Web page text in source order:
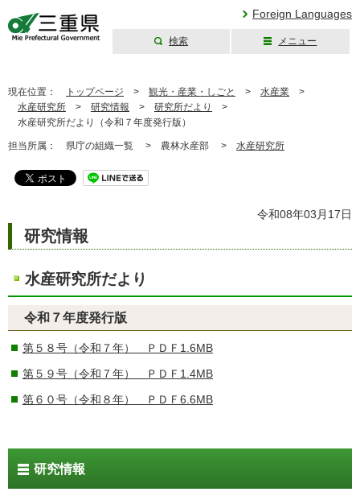
Foreign Languages
検索 メニュー
現在位置： トップページ > 観光・産業・しごと > 水産業 >
水産研究所 > 研究情報 > 研究所だより
>
水産研究所だより（令和７年度発行版）
担当所属： 県庁の組織一覧 > 農林水産部 > 水産研究所
令和08年03月17日
研究情報
水産研究所だより
令和７年度発行版
第５８号（令和７年） ＰＤＦ1.6MB
第５９号（令和７年） ＰＤＦ1.4MB
第６０号（令和８年） ＰＤＦ6.6MB
研究情報